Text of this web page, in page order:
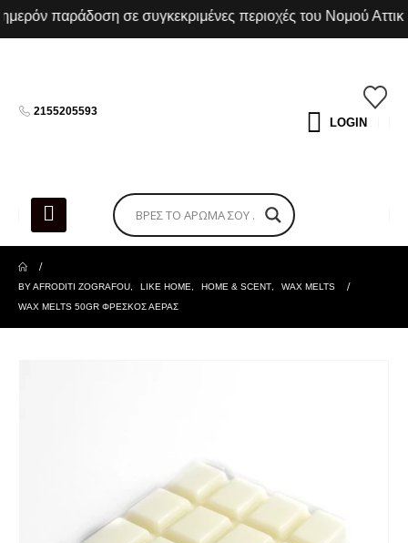
παράδοση σε συγκεκριμένες περιοχές του Νομού Αττικής
2155205593
LOGIN
BY AFRODITI ZOGRAFOU LIKE HOME HOME & SCENT
WAX MELTS
WAX MELTS 50GR ΦΡΕΣΚΟΣ ΑΕΡΑΣ